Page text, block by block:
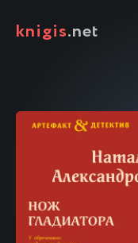
knigis.net